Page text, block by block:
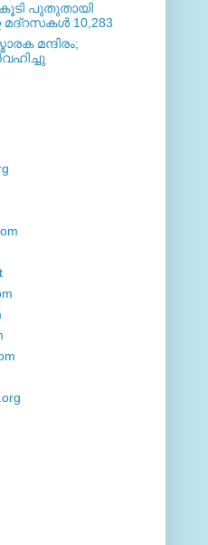
പുതുതായി
മദ്റസകള്‍ 10,283
മന്ദിരം;